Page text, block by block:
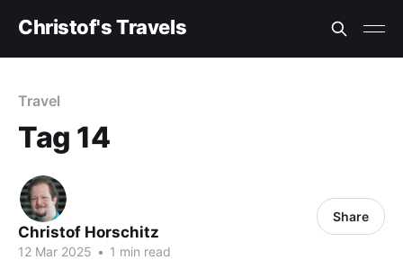
Christof's Travels
Travel
Tag 14
Christof Horschitz
12 Mar 2025 • 1 min read
Share